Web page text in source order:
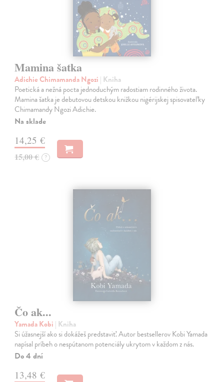
Mamina šatka
Adichie Chimamanda Ngozi | Kniha
Poetická a nežná pocta jednoduchým radostiam rodinného života.
Mamina šatka je debutovou detskou knižkou nigérijskej spisovateľky
Chimamandy Ngozi Adichie.
Na sklade
14,25 €
15,00 € ?
Čo ak...
Yamada Kobi | Kniha
Si úžasnejší ako si dokážeš predstaviť. Autor bestsellerov Kobi Yamada
napísal príbeh o nespútanom potenciály ukrytom v každom z nás.
Do 4 dní
13,48 €